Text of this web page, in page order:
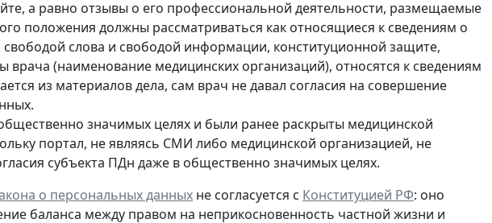
а равно отзывы о его профессиональной деятельности, размещаемые
положения должны рассматриваться как относящиеся к сведениям о
слова и свободой информации, конституционной защите,
(наименование медицинских организаций), относятся к сведениям
из материалов дела, сам врач не давал согласия на совершение
значимых целях и были ранее раскрыты медицинской
портал, не являясь СМИ либо медицинской организацией, не
субъекта ПДн даже в общественно значимых целях.
о персональных данных не согласуется с Конституцией РФ: оно
баланса между правом на неприкосновенность частной жизни и